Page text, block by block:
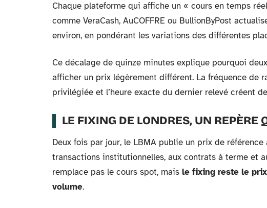
Chaque plateforme qui affiche un « cours en temps
comme VeraCash, AuCOFFRE ou BullionByPost
environ, en pondérant les variations des différentes
Ce décalage de quinze minutes explique pourquoi
afficher un prix légèrement différent. La fréquence de
privilégiée et l’heure exacte du dernier relevé créent
LE FIXING DE LONDRES, UN REPÈRE
Deux fois par jour, le LBMA publie un prix de
transactions institutionnelles, aux contrats à terme et
remplace pas le cours spot, mais le fixing reste le
volume.